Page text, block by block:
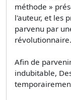
méthode »
l'auteur, et les
parvenu par
révolutionnaire.
Afin de
indubitable,